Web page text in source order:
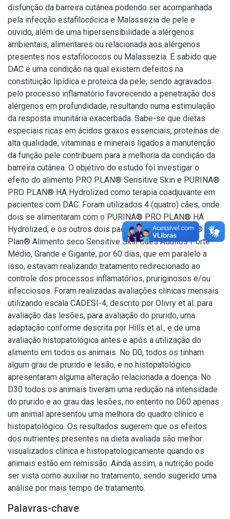
disfunção da barreira cutânea podendo ser acompanhada
pela infecção estafilocócica e Malassezia de pele e
ouvido, além de uma hipersensibilidade a alérgenos
ambientais, alimentares ou relacionada aos alérgenos
presentes nos estafilococos ou Malassezia. É sabido que
DAC é uma condição na qual existem defeitos na
constituição lipídica e proteica da pele, sendo agravados
pelo processo inflamatório favorecendo a penetração dos
alérgenos em profundidade, resultando numa estimulação
da resposta imunitária exacerbada. Sabe-se que dietas
especiais ricas em ácidos graxos essenciais, proteínas de
alta qualidade, vitaminas e minerais ligados a manutenção
da função pele contribuem para a melhoria da condição da
barreira cutânea. O objetivo do estudo foi investigar o
efeito do alimento PRO PLAN® Sensitive Skin e PURINA®
PRO PLAN® HA Hydrolized como terapia coadjuvante em
pacientes com DAC. Foram utilizados 4 (quatro) cães, onde
dois se alimentaram com o PURINA® PRO PLAN® HA
Hydrolized, e os outros dois pacientes com o Purina® Pro
Plan® Alimento seco Sensitive Skin Cães Adultos Porte
Médio, Grande e Gigante, por 60 dias, que em paralelo a
isso, estavam realizando tratamento redirecionado ao
controle dos processos inflamatórios, pruriginosos e/ou
infecciosos. Foram realizadas avaliações clínicas mensais
utilizando escala CADESI-4, descrito por Olivry et al. para
avaliação das lesões, para avaliação do prurido, uma
adaptação conforme descrita por Hills et al., e de uma
avaliação histopatológica antes e após a utilização do
alimento em todos os animais. No D0, todos os tinham
algum grau de prurido e lesão, e no histopatológico
apresentaram alguma alteração relacionada a doença. No
D30 todos os animais tiveram uma redução na intensidade
do prurido e ao grau das lesões, no entento no D60 apenas
um animal apresentou uma melhora do quadro clínico e
histopatológico. Os resultados sugerem que os efeitos
dos nutrientes presentes na dieta avaliada são melhor
visualizados clínica e histopatologicamente quando os
animais estão em remissão. Ainda assim, a nutrição pode
ser vista como auxiliar no tratamento, sendo sugerido uma
análise por mais tempo de tratamento.
Palavras-chave